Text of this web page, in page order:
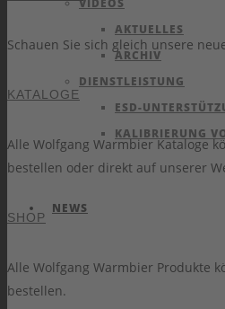
VIDEOS
AKTUELLES
ARCHIV
DIENSTLEISTUNG
ESD-
KALIBRIERUNG
NEWS
Schauen Sie sich gleich unsere
KATALOGE
Alle Wolfgang Warmbier Kataloge
bestellen oder direkt auf unserer
SHOP
Alle Wolfgang Warmbier Produkte
bestellen.